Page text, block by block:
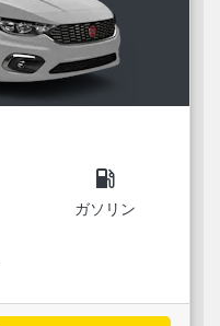
local_gas_station
ガソリン